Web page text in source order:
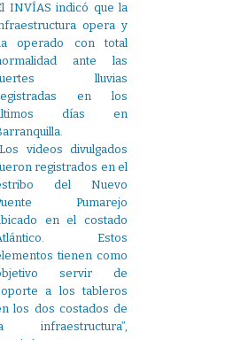
INVÍAS indicó que la
opera y
operado con total
ante las
lluvias
en los
días en
videos divulgados
registrados en el
del Nuevo
Pumarejo
en el costado
Estos
tienen como
servir de
a los tableros
los dos costados de
infraestructura”,